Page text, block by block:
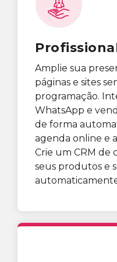
Amplie sua
páginas e sites
programação.
WhatsApp e
de forma
agenda online e
Crie um CRM de
seus produtos e